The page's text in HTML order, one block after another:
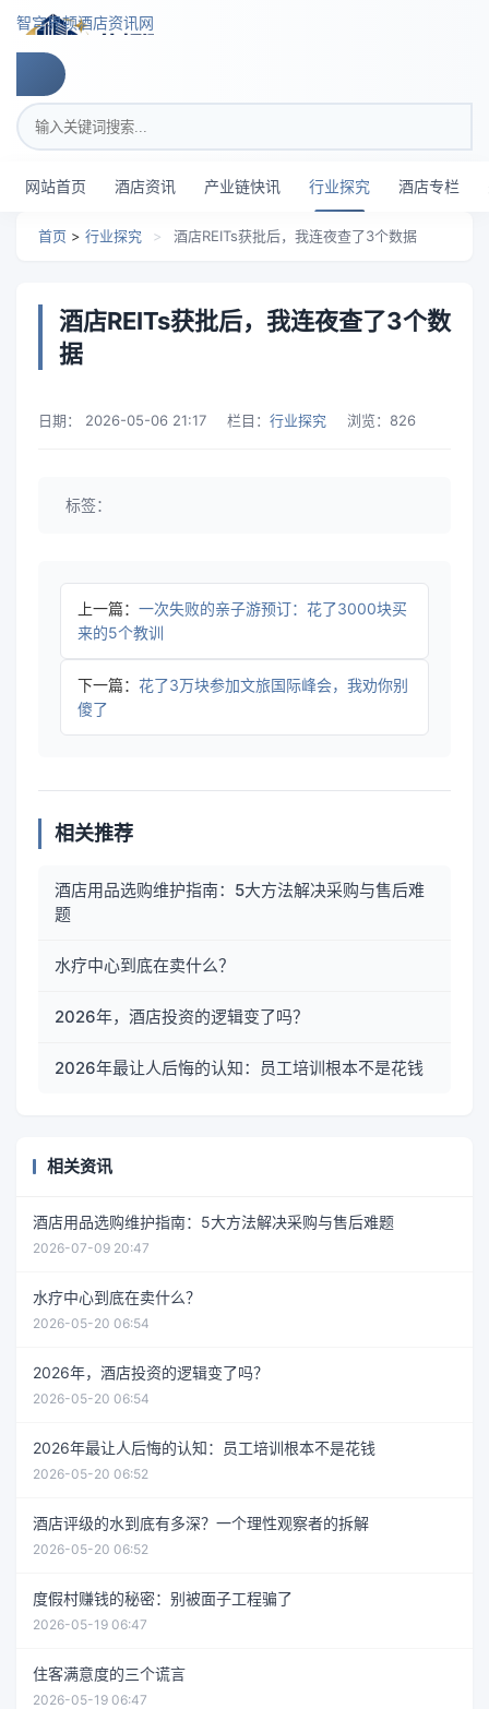
跳转到主要内容
智穹界顿酒店资讯网
搜索关键词
网站首页 酒店资讯 产业链快讯 行业探究 酒店专栏
首页 > 行业探究 > 酒店REITs获批后，我连夜查了3个数据
酒店REITs获批后，我连夜查了3个数
据
日期： 2026-05-06 21:17 栏目： 行业探究 浏览： 826
标签：
上一篇： 一次失败的亲子游预订：花了3000块买
来的5个教训
下一篇： 花了3万块参加文旅国际峰会，我劝你别
傻了
相关推荐
酒店用品选购维护指南：5大方法解决采购与售后难
题
水疗中心到底在卖什么？
2026年，酒店投资的逻辑变了吗？
2026年最让人后悔的认知：员工培训根本不是花钱
相关资讯
酒店用品选购维护指南：5大方法解决采购与售后难题
2026-07-09 20:47
水疗中心到底在卖什么？
2026-05-20 06:54
2026年，酒店投资的逻辑变了吗？
2026-05-20 06:54
2026年最让人后悔的认知：员工培训根本不是花钱
2026-05-20 06:52
酒店评级的水到底有多深？一个理性观察者的拆解
2026-05-20 06:52
度假村赚钱的秘密：别被面子工程骗了
2026-05-19 06:47
住客满意度的三个谎言
2026-05-19 06:47